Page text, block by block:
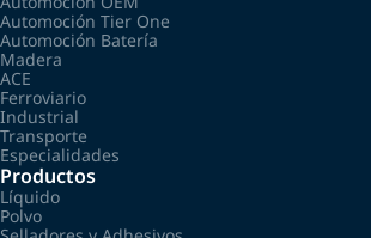
Automoción Tier One
Automoción Batería
Madera
ACE
Ferroviario
Industrial
Transporte
Especialidades
Productos
Líquido
Polvo